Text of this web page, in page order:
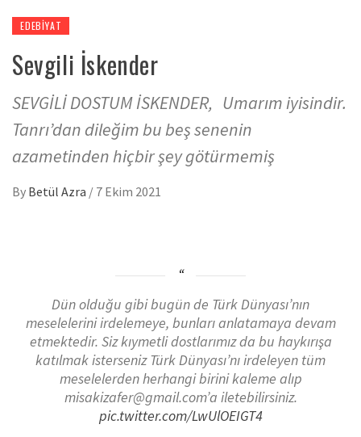
EDEBIYAT
Sevgili İskender
SEVGİLİ DOSTUM İSKENDER, Umarım iyisindir.
Tanrı’dan dileğim bu beş senenin
azametinden hiçbir şey götürmemiş
By Betül Azra / 7 Ekim 2021
Dün olduğu gibi bugün de Türk Dünyası’nın
meselelerini irdelemeye, bunları anlatamaya devam
etmektedir. Siz kıymetli dostlarımız da bu haykırışa
katılmak isterseniz Türk Dünyası’nı irdeleyen tüm
meselelerden herhangi birini kaleme alıp
misakizafer@gmail.com’a iletebilirsiniz.
pic.twitter.com/LwUlOEIGT4